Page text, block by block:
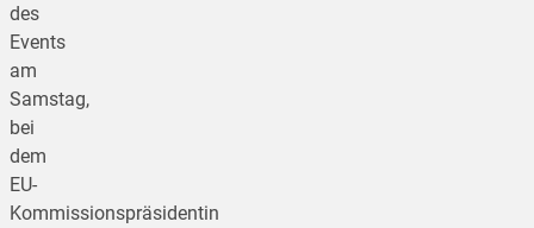
des
Events
am
Samstag,
bei
dem
EU-
Kommissionspräsidentin